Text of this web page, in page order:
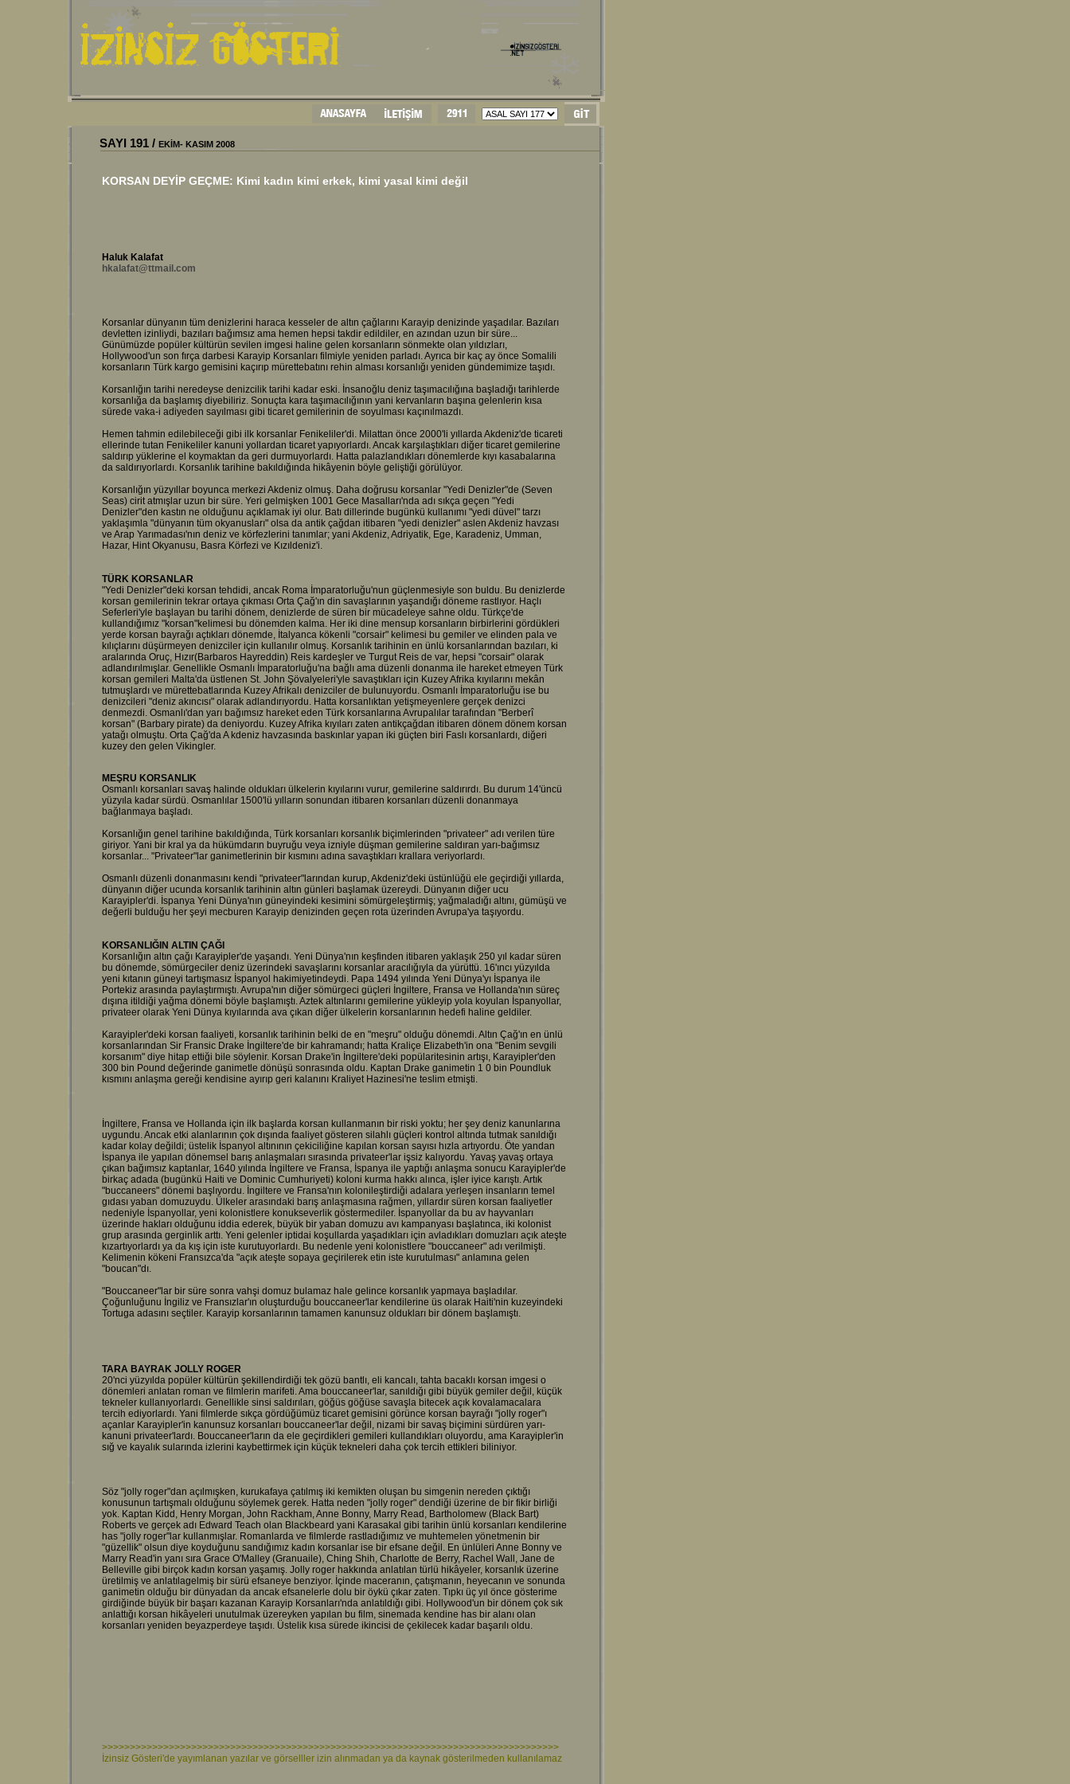
SAYI 191 / EKİM- KASIM 2008
KORSAN DEYİP GEÇME: Kimi kadın kimi erkek, kimi yasal kimi değil
Haluk Kalafat
hkalafat@ttmail.com
Korsanlar dünyanın tüm denizlerini haraca kesseler de altın çağlarını Karayip denizinde yaşadılar. Bazıları
devletten izinliydi, bazıları bağımsız ama hemen hepsi takdir edildiler, en azından uzun bir süre...
Günümüzde popüler kültürün sevilen imgesi haline gelen korsanların sönmekte olan yıldızları,
Hollywood'un son fırça darbesi Karayip Korsanları filmiyle yeniden parladı. Ayrıca bir kaç ay önce Somalili
korsanların Türk kargo gemisini kaçırıp mürettebatını rehin alması korsanlığı yeniden gündemimize taşıdı.
Korsanlığın tarihi neredeyse denizcilik tarihi kadar eski. İnsanoğlu deniz taşımacılığına başladığı tarihlerde
korsanlığa da başlamış diyebiliriz. Sonuçta kara taşımacılığının yani kervanların başına gelenlerin kısa
sürede vaka-i adiyeden sayılması gibi ticaret gemilerinin de soyulması kaçınılmazdı.
Hemen tahmin edilebileceği gibi ilk korsanlar Fenikeliler'di. Milattan önce 2000'li yıllarda Akdeniz'de ticareti
ellerinde tutan Fenikeliler kanuni yollardan ticaret yapıyorlardı. Ancak karşılaştıkları diğer ticaret gemilerine
saldırıp yüklerine el koymaktan da geri durmuyorlardı. Hatta palazlandıkları dönemlerde kıyı kasabalarına
da saldırıyorlardı. Korsanlık tarihine bakıldığında hikâyenin böyle geliştiği görülüyor.
Korsanlığın yüzyıllar boyunca merkezi Akdeniz olmuş. Daha doğrusu korsanlar "Yedi Denizler"de (Seven
Seas) cirit atmışlar uzun bir süre. Yeri gelmişken 1001 Gece Masalları'nda adı sıkça geçen "Yedi
Denizler"den kastın ne olduğunu açıklamak iyi olur. Batı dillerinde bugünkü kullanımı "yedi düvel" tarzı
yaklaşımla "dünyanın tüm okyanusları" olsa da antik çağdan itibaren "yedi denizler" aslen Akdeniz havzası
ve Arap Yarımadası'nın deniz ve körfezlerini tanımlar; yani Akdeniz, Adriyatik, Ege, Karadeniz, Umman,
Hazar, Hint Okyanusu, Basra Körfezi ve Kızıldeniz'i.
TÜRK KORSANLAR
"Yedi Denizler"deki korsan tehdidi, ancak Roma İmparatorluğu'nun güçlenmesiyle son buldu. Bu denizlerde
korsan gemilerinin tekrar ortaya çıkması Orta Çağ'ın din savaşlarının yaşandığı döneme rastlıyor. Haçlı
Seferleri'yle başlayan bu tarihi dönem, denizlerde de süren bir mücadeleye sahne oldu. Türkçe'de
kullandığımız "korsan"kelimesi bu dönemden kalma. Her iki dine mensup korsanların birbirlerini gördükleri
yerde korsan bayrağı açtıkları dönemde, İtalyanca kökenli "corsair" kelimesi bu gemiler ve elinden pala ve
kılıçlarını düşürmeyen denizciler için kullanılır olmuş. Korsanlık tarihinin en ünlü korsanlarından bazıları, ki
aralarında Oruç, Hızır(Barbaros Hayreddin) Reis kardeşler ve Turgut Reis de var, hepsi "corsair" olarak
adlandırılmışlar. Genellikle Osmanlı İmparatorluğu'na bağlı ama düzenli donanma ile hareket etmeyen Türk
korsan gemileri Malta'da üstlenen St. John Şövalyeleri'yle savaştıkları için Kuzey Afrika kıyılarını mekân
tutmuşlardı ve mürettebatlarında Kuzey Afrikalı denizciler de bulunuyordu. Osmanlı İmparatorluğu ise bu
denizcileri "deniz akıncısı" olarak adlandırıyordu. Hatta korsanlıktan yetişmeyenlere gerçek denizci
denmezdi. Osmanlı'dan yarı bağımsız hareket eden Türk korsanlarına Avrupalılar tarafından "Berberî
korsan" (Barbary pirate) da deniyordu. Kuzey Afrika kıyıları zaten antikçağdan itibaren dönem dönem korsan
yatağı olmuştu. Orta Çağ'da A kdeniz havzasında baskınlar yapan iki güçten biri Faslı korsanlardı, diğeri
kuzey den gelen Vikingler.
MEŞRU KORSANLIK
Osmanlı korsanları savaş halinde oldukları ülkelerin kıyılarını vurur, gemilerine saldırırdı. Bu durum 14'üncü
yüzyıla kadar sürdü. Osmanlılar 1500'lü yılların sonundan itibaren korsanları düzenli donanmaya
bağlanmaya başladı.
Korsanlığın genel tarihine bakıldığında, Türk korsanları korsanlık biçimlerinden "privateer" adı verilen türe
giriyor. Yani bir kral ya da hükümdarın buyruğu veya izniyle düşman gemilerine saldıran yarı-bağımsız
korsanlar... "Privateer"lar ganimetlerinin bir kısmını adına savaştıkları krallara veriyorlardı.
Osmanlı düzenli donanmasını kendi "privateer"larından kurup, Akdeniz'deki üstünlüğü ele geçirdiği yıllarda,
dünyanın diğer ucunda korsanlık tarihinin altın günleri başlamak üzereydi. Dünyanın diğer ucu
Karayipler'di. İspanya Yeni Dünya'nın güneyindeki kesimini sömürgeleştirmiş; yağmaladığı altını, gümüşü ve
değerli bulduğu her şeyi mecburen Karayip denizinden geçen rota üzerinden Avrupa'ya taşıyordu.
KORSANLIĞIN ALTIN ÇAĞI
Korsanlığın altın çağı Karayipler'de yaşandı. Yeni Dünya'nın keşfinden itibaren yaklaşık 250 yıl kadar süren
bu dönemde, sömürgeciler deniz üzerindeki savaşlarını korsanlar aracılığıyla da yürüttü. 16'ıncı yüzyılda
yeni kıtanın güneyi tartışmasız İspanyol hakimiyetindeydi. Papa 1494 yılında Yeni Dünya'yı İspanya ile
Portekiz arasında paylaştırmıştı. Avrupa'nın diğer sömürgeci güçleri İngiltere, Fransa ve Hollanda'nın süreç
dışına itildiği yağma dönemi böyle başlamıştı. Aztek altınlarını gemilerine yükleyip yola koyulan İspanyollar,
privateer olarak Yeni Dünya kıyılarında ava çıkan diğer ülkelerin korsanlarının hedefi haline geldiler.
Karayipler'deki korsan faaliyeti, korsanlık tarihinin belki de en "meşru" olduğu dönemdi. Altın Çağ'ın en ünlü
korsanlarından Sir Fransic Drake İngiltere'de bir kahramandı; hatta Kraliçe Elizabeth'in ona "Benim sevgili
korsanım" diye hitap ettiği bile söylenir. Korsan Drake'in İngiltere'deki popülaritesinin artışı, Karayipler'den
300 bin Pound değerinde ganimetle dönüşü sonrasında oldu. Kaptan Drake ganimetin 1 0 bin Poundluk
kısmını anlaşma gereği kendisine ayırıp geri kalanını Kraliyet Hazinesi'ne teslim etmişti.
İngiltere, Fransa ve Hollanda için ilk başlarda korsan kullanmanın bir riski yoktu; her şey deniz kanunlarına
uygundu. Ancak etki alanlarının çok dışında faaliyet gösteren silahlı güçleri kontrol altında tutmak sanıldığı
kadar kolay değildi; üstelik İspanyol altınının çekiciliğine kapılan korsan sayısı hızla artıyordu. Öte yandan
İspanya ile yapılan dönemsel barış anlaşmaları sırasında privateer'lar işsiz kalıyordu. Yavaş yavaş ortaya
çıkan bağımsız kaptanlar, 1640 yılında İngiltere ve Fransa, İspanya ile yaptığı anlaşma sonucu Karayipler'de
birkaç adada (bugünkü Haiti ve Dominic Cumhuriyeti) koloni kurma hakkı alınca, işler iyice karıştı. Artık
"buccaneers" dönemi başlıyordu. İngiltere ve Fransa'nın kolonileştirdiği adalara yerleşen insanların temel
gıdası yaban domuzuydu. Ülkeler arasındaki barış anlaşmasına rağmen, yıllardır süren korsan faaliyetler
nedeniyle İspanyollar, yeni kolonistlere konukseverlik göstermediler. İspanyollar da bu av hayvanları
üzerinde hakları olduğunu iddia ederek, büyük bir yaban domuzu avı kampanyası başlatınca, iki kolonist
grup arasında gerginlik arttı. Yeni gelenler iptidai koşullarda yaşadıkları için avladıkları domuzları açık ateşte
kızartıyorlardı ya da kış için iste kurutuyorlardı. Bu nedenle yeni kolonistlere "bouccaneer" adı verilmişti.
Kelimenin kökeni Fransızca'da "açık ateşte sopaya geçirilerek etin iste kurutulması" anlamına gelen
"boucan"dı.
"Bouccaneer"lar bir süre sonra vahşi domuz bulamaz hale gelince korsanlık yapmaya başladılar.
Çoğunluğunu İngiliz ve Fransızlar'ın oluşturduğu bouccaneer'lar kendilerine üs olarak Haiti'nin kuzeyindeki
Tortuga adasını seçtiler. Karayip korsanlarının tamamen kanunsuz oldukları bir dönem başlamıştı.
TARA BAYRAK JOLLY ROGER
20'nci yüzyılda popüler kültürün şekillendirdiği tek gözü bantlı, eli kancalı, tahta bacaklı korsan imgesi o
dönemleri anlatan roman ve filmlerin marifeti. Ama bouccaneer'lar, sanıldığı gibi büyük gemiler değil, küçük
tekneler kullanıyorlardı. Genellikle sinsi saldırıları, göğüs göğüse savaşla bitecek açık kovalamacalara
tercih ediyorlardı. Yani filmlerde sıkça gördüğümüz ticaret gemisini görünce korsan bayrağı "jolly roger"ı
açanlar Karayipler'in kanunsuz korsanları bouccaneer'lar değil, nizami bir savaş biçimini sürdüren yarı-
kanuni privateer'lardı. Bouccaneer'ların da ele geçirdikleri gemileri kullandıkları oluyordu, ama Karayipler'in
sığ ve kayalık sularında izlerini kaybettirmek için küçük tekneleri daha çok tercih ettikleri biliniyor.
Söz "jolly roger"dan açılmışken, kurukafaya çatılmış iki kemikten oluşan bu simgenin nereden çıktığı
konusunun tartışmalı olduğunu söylemek gerek. Hatta neden "jolly roger" dendiği üzerine de bir fikir birliği
yok. Kaptan Kidd, Henry Morgan, John Rackham, Anne Bonny, Marry Read, Bartholomew (Black Bart)
Roberts ve gerçek adı Edward Teach olan Blackbeard yani Karasakal gibi tarihin ünlü korsanları kendilerine
has "jolly roger"lar kullanmışlar. Romanlarda ve filmlerde rastladığımız ve muhtemelen yönetmenin bir
"güzellik" olsun diye koyduğunu sandığımız kadın korsanlar ise bir efsane değil. En ünlüleri Anne Bonny ve
Marry Read'in yanı sıra Grace O'Malley (Granuaile), Ching Shih, Charlotte de Berry, Rachel Wall, Jane de
Belleville gibi birçok kadın korsan yaşamış. Jolly roger hakkında anlatılan türlü hikâyeler, korsanlık üzerine
üretilmiş ve anlatılagelmiş bir sürü efsaneye benziyor. İçinde maceranın, çatışmanın, heyecanın ve sonunda
ganimetin olduğu bir dünyadan da ancak efsanelerle dolu bir öykü çıkar zaten. Tıpkı üç yıl önce gösterime
girdiğinde büyük bir başarı kazanan Karayip Korsanları'nda anlatıldığı gibi. Hollywood'un bir dönem çok sık
anlattığı korsan hikâyeleri unutulmak üzereyken yapılan bu film, sinemada kendine has bir alanı olan
korsanları yeniden beyazperdeye taşıdı. Üstelik kısa sürede ikincisi de çekilecek kadar başarılı oldu.
>>>>>>>>>>>>>>>>>>>>>>>>>>>>>>>>>>>>>>>>>>>>>>>>>>>>>>>>>>>>>>>>>>>>>>>>>>>>>>>>>>
İzinsiz Gösteri'de yayımlanan yazılar ve görselller izin alınmadan ya da kaynak gösterilmeden kullanılamaz